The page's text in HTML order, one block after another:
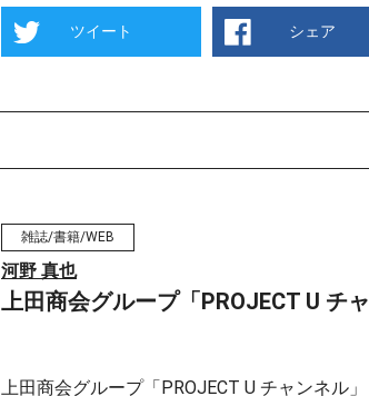
ツイート シェア
雑誌/書籍/WEB
河野 真也
上田商会グループ「PROJECT U チャ
上田商会グループ「PROJECT U チャンネル」